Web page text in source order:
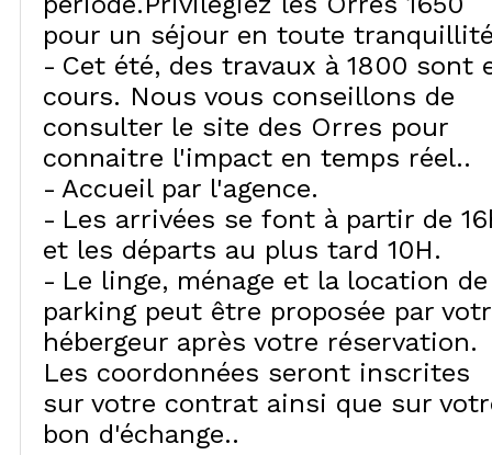
pour un séjour en toute
Cet été, des travaux à 1800 sont
cours. Nous vous conseillons de
consulter le site des Orres pour
connaitre l'impact en temps réel.
Accueil par l'agence
Les arrivées se font à partir de
et les départs au plus tard 10H
Le linge, ménage et la location de
parking peut être proposée par
hébergeur après votre réservation.
Les coordonnées seront inscrites
sur votre contrat ainsi que sur
bon d'échange.